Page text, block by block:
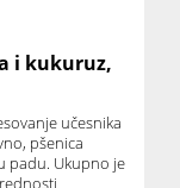
i kukuruz,
učesnika
pšenica
padu. Ukupno je